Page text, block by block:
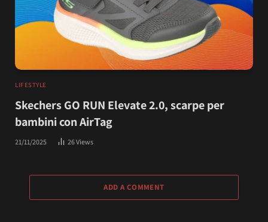
LIFESTYLE
Skechers GO RUN Elevate 2.0, scarpe per
bambini con AirTag
21/11/2025 26Views
ADD A COMMENT